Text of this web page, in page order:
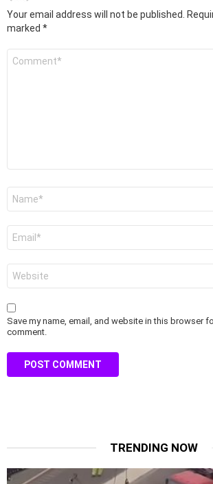
Your email address will not be published.
marked *
Save my name, email, and website in this browser
comment.
TRENDING NOW